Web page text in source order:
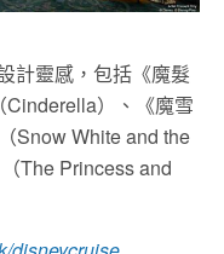
計靈感，包括《魔髮
）、《魔雪
Snow White and the
The Princess and